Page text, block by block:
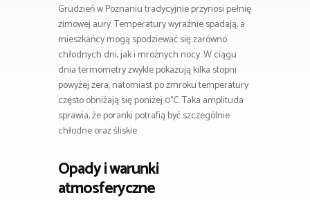
Grudzień w Poznaniu tradycyjnie przynosi pełnię
zimowej aury. Temperatury wyraźnie spadają, a
mieszkańcy mogą spodziewać się zarówno
chłodnych dni, jak i mroźnych nocy. W ciągu
dnia termometry zwykle pokazują kilka stopni
powyżej zera, natomiast po zmroku temperatury
często obniżają się poniżej 0°C. Taka amplituda
sprawia, że poranki potrafią być szczególnie
chłodne oraz śliskie.
Opady i warunki
atmosferyczne